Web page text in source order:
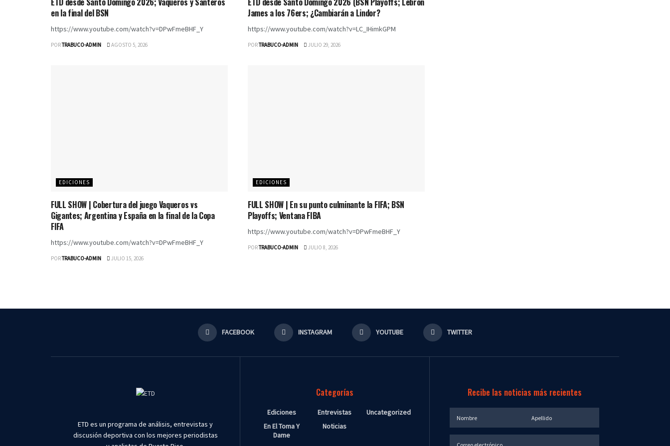
en la final del BSN
https://www.youtube.com/watch?v=DPwFmeBHF_Y
PORTRABUCO-ADMIN AGOSTO 5, 2026
James a los 76ers; ¿Cambiarán a Lindor?
https://www.youtube.com/watch?v=LC_IHimkGPM
PORTRABUCO-ADMIN JULIO 29, 2026
EDICIONES
FULL SHOW | Cobertura del juego Vaqueros vs
Gigantes; Argentina y España en la final de la Copa
FIFA
https://www.youtube.com/watch?v=DPwFmeBHF_Y
PORTRABUCO-ADMIN JULIO 15, 2026
EDICIONES
FULL SHOW | En su punto culminante la FIFA; BSN
Playoffs; Ventana FIBA
https://www.youtube.com/watch?v=DPwFmeBHF_Y
PORTRABUCO-ADMIN JULIO 8, 2026
FACEBOOK INSTAGRAM YOUTUBE TWITTER
ETD es un programa de análisis, entrevistas y
discusión deportiva con los mejores periodistas
Categorías
Ediciones
En El Toma Y
Dame
Entrevistas
Noticias
Uncategorized
Recibe las noticias más recientes